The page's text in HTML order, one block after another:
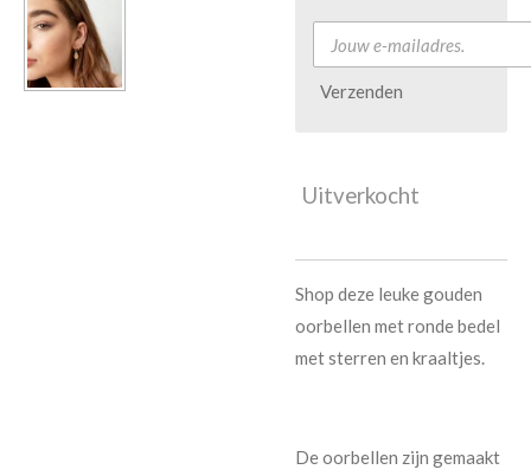
Verzenden
Uitverkocht
Shop deze leuke gouden
oorbellen met ronde bedel
met sterren en kraaltjes.
De oorbellen zijn gemaakt